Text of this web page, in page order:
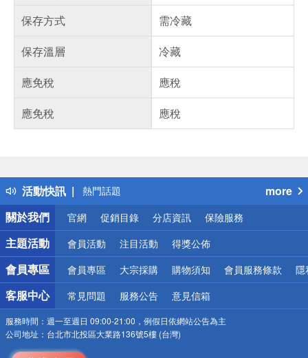
保存方式
需冷藏
保存溫層
冷藏
應免稅
應稅
應免稅
應稅
活動快訊
得獎公告
熱門話題
銀行優惠
偏遠地區配送
詐騙網頁！請小心！
more
關於我們
官網 促銷目錄 分店資訊 保險服務
主題活動 會員活動 注目活動 得獎公佈
會員專區 會員專區 大宗採購 購物須知 會員服務條款 隱
客服中心 常見問題 服務公告 意見信箱
服務時間： 週一至週日 09:00-21:00，例假日依網站公告為主
公司地址： 台北市北投區大業路136號5樓 (台灣)